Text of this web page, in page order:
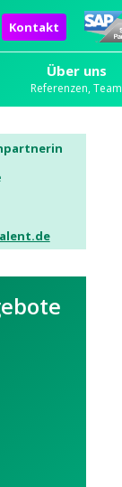
Kontakt
Über uns
Referenzen, Team